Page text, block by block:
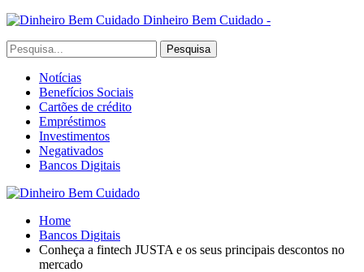
Dinheiro Bem Cuidado -
Notícias
Benefícios Sociais
Cartões de crédito
Empréstimos
Investimentos
Negativados
Bancos Digitais
Home
Bancos Digitais
Conheça a fintech JUSTA e os seus principais descontos no
mercado